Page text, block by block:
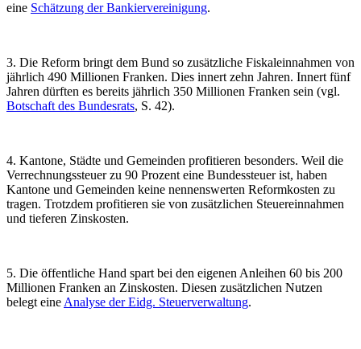
eine Schätzung der Bankiervereinigung.
3. Die Reform bringt dem Bund so zusätzliche Fiskaleinnahmen von
jährlich 490 Millionen Franken. Dies innert zehn Jahren. Innert fünf
Jahren dürften es bereits jährlich 350 Millionen Franken sein (vgl.
Botschaft des Bundesrats, S. 42).
4. Kantone, Städte und Gemeinden profitieren besonders. Weil die
Verrechnungssteuer zu 90 Prozent eine Bundessteuer ist, haben
Kantone und Gemeinden keine nennenswerten Reformkosten zu
tragen. Trotzdem profitieren sie von zusätzlichen Steuereinnahmen
und tieferen Zinskosten.
5. Die öffentliche Hand spart bei den eigenen Anleihen 60 bis 200
Millionen Franken an Zinskosten. Diesen zusätzlichen Nutzen
belegt eine Analyse der Eidg. Steuerverwaltung.